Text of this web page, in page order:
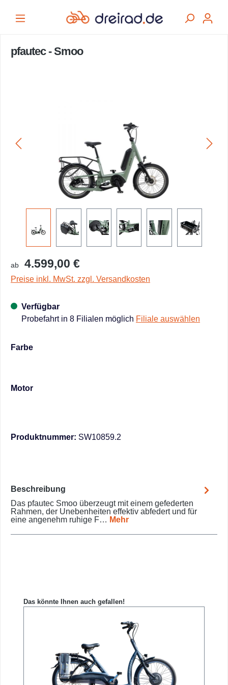
pfautec - Smoo
ab 4.599,00 €
Preise inkl. MwSt. zzgl. Versandkosten
Verfügbar
Probefahrt in 8 Filialen möglich Filiale auswählen
Farbeauswählen
Motorauswählen
Produktnummer: SW10859.2
Beschreibung
Das pfautec Smoo überzeugt mit einem gefederten
Rahmen, der Unebenheiten effektiv abfedert und für
eine angenehm ruhige F… Mehr
Produktgalerie überspringen
Das könnte Ihnen auch gefallen!